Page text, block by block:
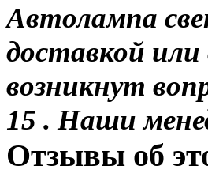
Автолампа
доставкой или
возникнут
15 . Наши
Отзывы об